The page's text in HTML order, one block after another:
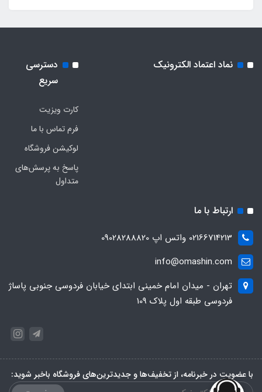
نماد اعتماد الکترونیک
دسترسی
سریع
کارت ویزیت
فرم تماس با ما
لوکیشن فروشگاه
پاسخ به پرسش‌های
متداول
ارتباط با ما
02166714213 واتس اپ 09028288820
info@omashin.com
تهران - میدان امام خمینی ابتدای خیابان فردوسی جنوبی پاساژ
فردوسی طبقه اول پلاک 109
با عضویت در خبرنامه، از تخفیف‌ها و جدیدترین‌های فروشگاه باخبر شوید: